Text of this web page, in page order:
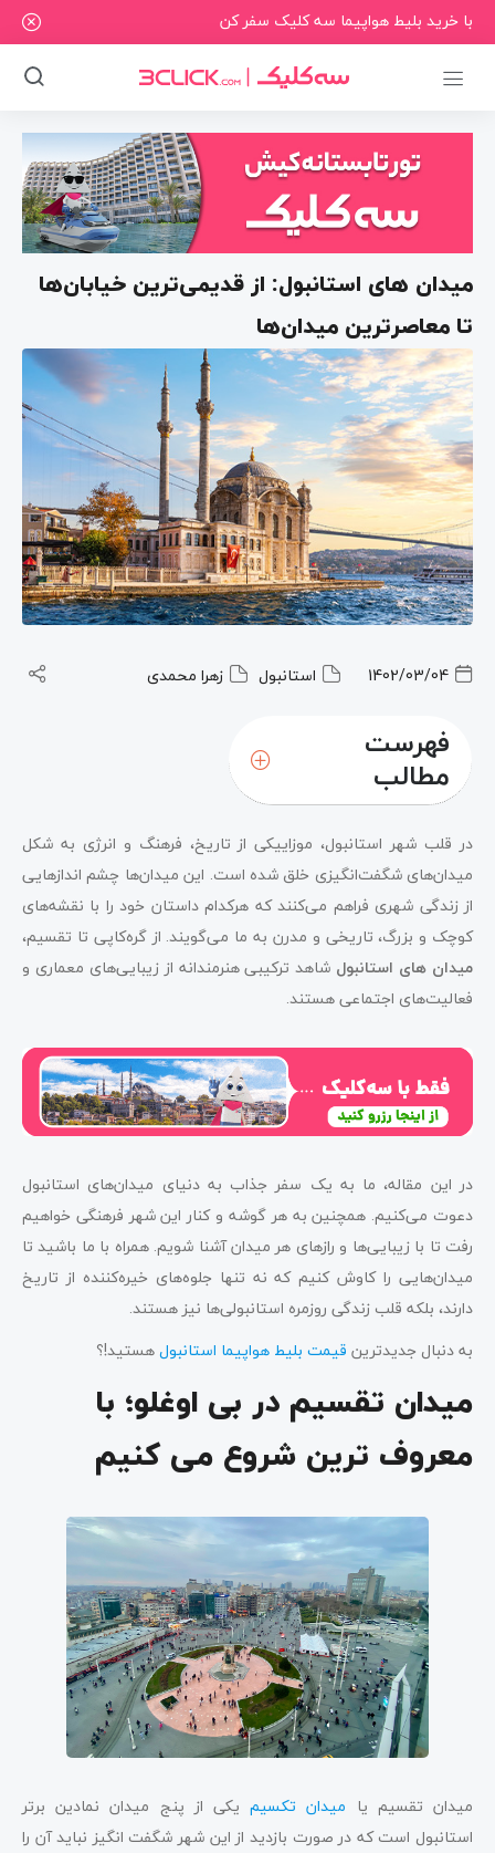
با خرید بلیط هواپیما سه کلیک سفر کن
میدان های استانبول: از قدیمی‌ترین خیابان‌ها
تا معاصرترین میدان‌ها
1402/03/04 استانبول زهرا محمدی
فهرست
مطالب
کنیم
میدان اورتاکوی؛ برای غذا و تفریحات شبانه به کجا بروید
میدان سلطان احمد؛ جاذبه های گردشگری زیادی دارد
میدان نیشانتاشی؛ افراد ثروتمند و مشهور در کجای
بالات از خیابان های معروف استانبول
میدان امینونو؛ خرید در بازار ادویه
است؟
آرناووتکوی را هم در نظر بگیرید
کاراکوی با خیابان های معروفش
در قلب شهر استانبول، موزاییکی از تاریخ، فرهنگ و انرژی به شکل
میدان‌های شگفت‌انگیزی خلق شده است. این میدان‌ها چشم اندازهایی
از زندگی شهری فراهم می‌کنند که هرکدام داستان خود را با نقشه‌های
کوچک و بزرگ، تاریخی و مدرن به ما می‌گویند. از گره‌کاپی تا تقسیم،
میدان های استانبول شاهد ترکیبی هنرمندانه از زیبایی‌های معماری و
فعالیت‌های اجتماعی هستند.
در این مقاله، ما به یک سفر جذاب به دنیای میدان‌های استانبول
دعوت می‌کنیم. همچنین به هر گوشه و کنار این شهر فرهنگی خواهیم
رفت تا با زیبایی‌ها و رازهای هر میدان آشنا شویم. همراه با ما باشید تا
میدان‌هایی را کاوش کنیم که نه تنها جلوه‌های خیره‌کننده از تاریخ
دارند، بلکه قلب زندگی روزمره استانبولی‌ها نیز هستند.
به دنبال جدیدترین قیمت بلیط هواپیما استانبولهستید!؟
میدان تقسیم در بی اوغلو؛ با
معروف ترین شروع می کنیم
میدان تقسیم یا میدان تکسیمیکی از پنج میدان نمادین برتر
استانبول است که در صورت بازدید از این شهر شگفت انگیز نباید آن را